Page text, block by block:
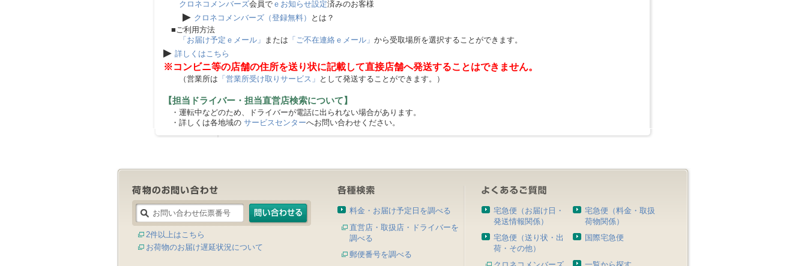
クロネコメンバーズ会員で ｅお知らせ設定済みのお客様
▶ クロネコメンバーズ（登録無料）
とは？
■ご利用方法
「お届け予定ｅメール」 または 「ご不在連絡ｅメール」 から受取場所を選択することができます。
▶ 詳しくはこちら
※コンビニ等の店舗の住所を送り状に記載して直接店舗へ発送することはできません。
（営業所は 「営業所受け取りサービス」 として発送することができます。）
【担当ドライバー・担当直営店検索について】
・運転中などのため、ドライバーが電話に出られない場合があります。
・詳しくは各地域の サービスセンターへお問い合わせください。
2件以上はこちら
お荷物のお届け遅延状況について
料金・お届け予定日を調べる
直営店・取扱店・ドライバーを
調べる
郵便番号を調べる
宅急便（お届け日・
発送情報関係）
宅急便（料金・取扱
荷物関係）
宅急便（送り状・出
荷・その他）
国際宅急便